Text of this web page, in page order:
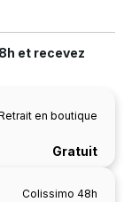
8h et recevez
en boutique
Gratuit
Colissimo 48h